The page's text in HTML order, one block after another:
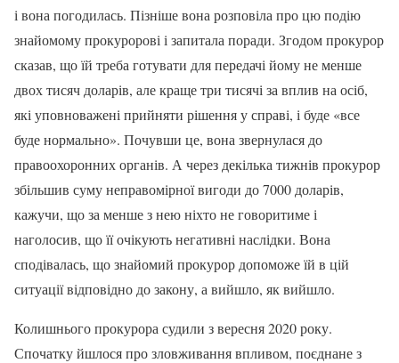
і вона погодилась. Пізніше вона розповіла про цю подію
знайомому прокуророві і запитала поради. Згодом прокурор
сказав, що їй треба готувати для передачі йому не менше
двох тисяч доларів, але краще три тисячі за вплив на осіб,
які уповноважені прийняти рішення у справі, і буде «все
буде нормально». Почувши це, вона звернулася до
правоохоронних органів. А через декілька тижнів прокурор
збільшив суму неправомірної вигоди до 7000 доларів,
кажучи, що за менше з нею ніхто не говоритиме і
наголосив, що її очікують негативні наслідки. Вона
сподівалась, що знайомий прокурор допоможе їй в цій
ситуації відповідно до закону, а вийшло, як вийшло.
Колишнього прокурора судили з вересня 2020 року.
Спочатку йшлося про зловживання впливом, поєднане з